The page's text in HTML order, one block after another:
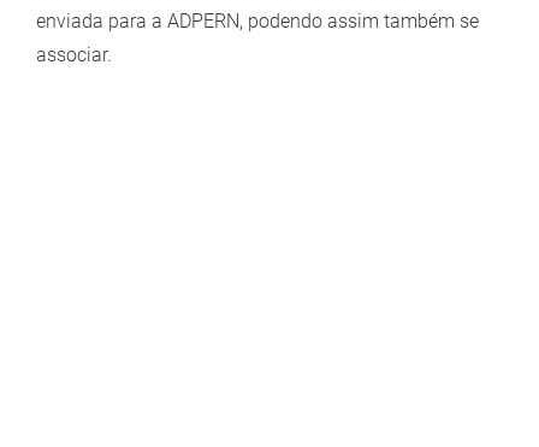
enviada para a ADPERN, podendo assim também se
associar.